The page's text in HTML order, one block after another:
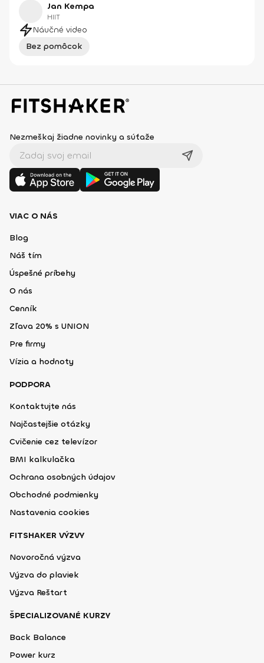
Jan Kempa
HIIT
Náučné video
Bez pomôcok
Nezmeškaj žiadne novinky a súťaže
VIAC O NÁS
Blog
Náš tím
Úspešné príbehy
O nás
Cenník
Zľava 20% s UNION
Pre firmy
Vízia a hodnoty
PODPORA
Kontaktujte nás
Najčastejšie otázky
Cvičenie cez televízor
BMI kalkulačka
Ochrana osobných údajov
Obchodné podmienky
Nastavenia cookies
FITSHAKER VÝZVY
Novoročná výzva
Výzva do plaviek
Výzva Reštart
ŠPECIALIZOVANÉ KURZY
Back Balance
Power kurz